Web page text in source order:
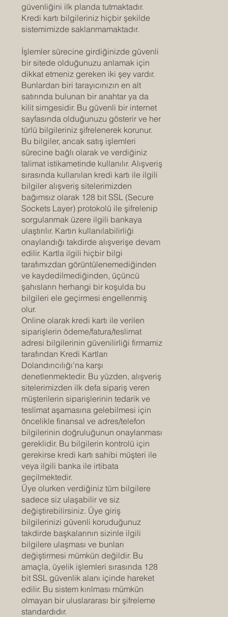
güvenliğini ilk planda tutmaktadır.
Kredi kartı bilgileriniz hiçbir şekilde
sistemimizde saklanmamaktadır.
İşlemler sürecine girdiğinizde güvenli
bir sitede olduğunuzu anlamak için
dikkat etmeniz gereken iki şey vardır.
Bunlardan biri tarayıcınızın en alt
satırında bulunan bir anahtar ya da
kilit simgesidir. Bu güvenli bir internet
sayfasında olduğunuzu gösterir ve her
türlü bilgileriniz şifrelenerek korunur.
Bu bilgiler, ancak satış işlemleri
sürecine bağlı olarak ve verdiğiniz
talimat istikametinde kullanılır. Alışveriş
sırasında kullanılan kredi kartı ile ilgili
bilgiler alışveriş sitelerimizden
bağımsız olarak 128 bit SSL (Secure
Sockets Layer) protokolü ile şifrelenip
sorgulanmak üzere ilgili bankaya
ulaştırılır. Kartın kullanılabilirliği
onaylandığı takdirde alışverişe devam
edilir. Kartla ilgili hiçbir bilgi
tarafımızdan görüntülenemediğinden
ve kaydedilmediğinden, üçüncü
şahısların herhangi bir koşulda bu
bilgileri ele geçirmesi engellenmiş
olur.
Online olarak kredi kartı ile verilen
siparişlerin ödeme/fatura/teslimat
adresi bilgilerinin güvenilirliği firmamiz
tarafından Kredi Kartları
Dolandırıcılığı'na karşı
denetlenmektedir. Bu yüzden, alışveriş
sitelerimizden ilk defa sipariş veren
müşterilerin siparişlerinin tedarik ve
teslimat aşamasına gelebilmesi için
öncelikle finansal ve adres/telefon
bilgilerinin doğruluğunun onaylanması
gereklidir. Bu bilgilerin kontrolü için
gerekirse kredi kartı sahibi müşteri ile
veya ilgili banka ile irtibata
geçilmektedir.
Üye olurken verdiğiniz tüm bilgilere
sadece siz ulaşabilir ve siz
değiştirebilirsiniz. Üye giriş
bilgilerinizi güvenli koruduğunuz
takdirde başkalarının sizinle ilgili
bilgilere ulaşması ve bunları
değiştirmesi mümkün değildir. Bu
amaçla, üyelik işlemleri sırasında 128
bit SSL güvenlik alanı içinde hareket
edilir. Bu sistem kırılması mümkün
olmayan bir uluslararası bir şifreleme
standardıdır.